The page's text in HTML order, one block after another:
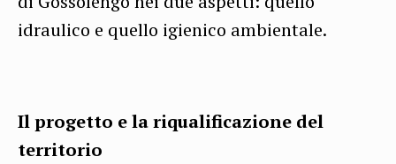
idraulico e quello igienico ambientale.
Il progetto e la riqualificazione del
territorio